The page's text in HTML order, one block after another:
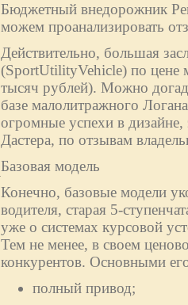
Бюджетный внедорожник
можем проанализировать
Действительно, большая
(SportUtilityVehicle) по цене
тысяч рублей). Можно
базе малолитражного
огромные успехи в
Дастера, по отзывам
Базовая модель
Конечно, базовые модели
водителя, старая 5-
уже о системах курсовой
Тем не менее, в своем
конкурентов. Основными
полный привод;